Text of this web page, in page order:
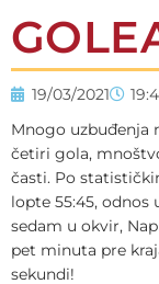
19/03/2021
Mnogo uzbuđenja
četiri gola,
časti. Po
lopte 55:45, odnos
sedam u okvir,
pet minuta pre
sekundi!